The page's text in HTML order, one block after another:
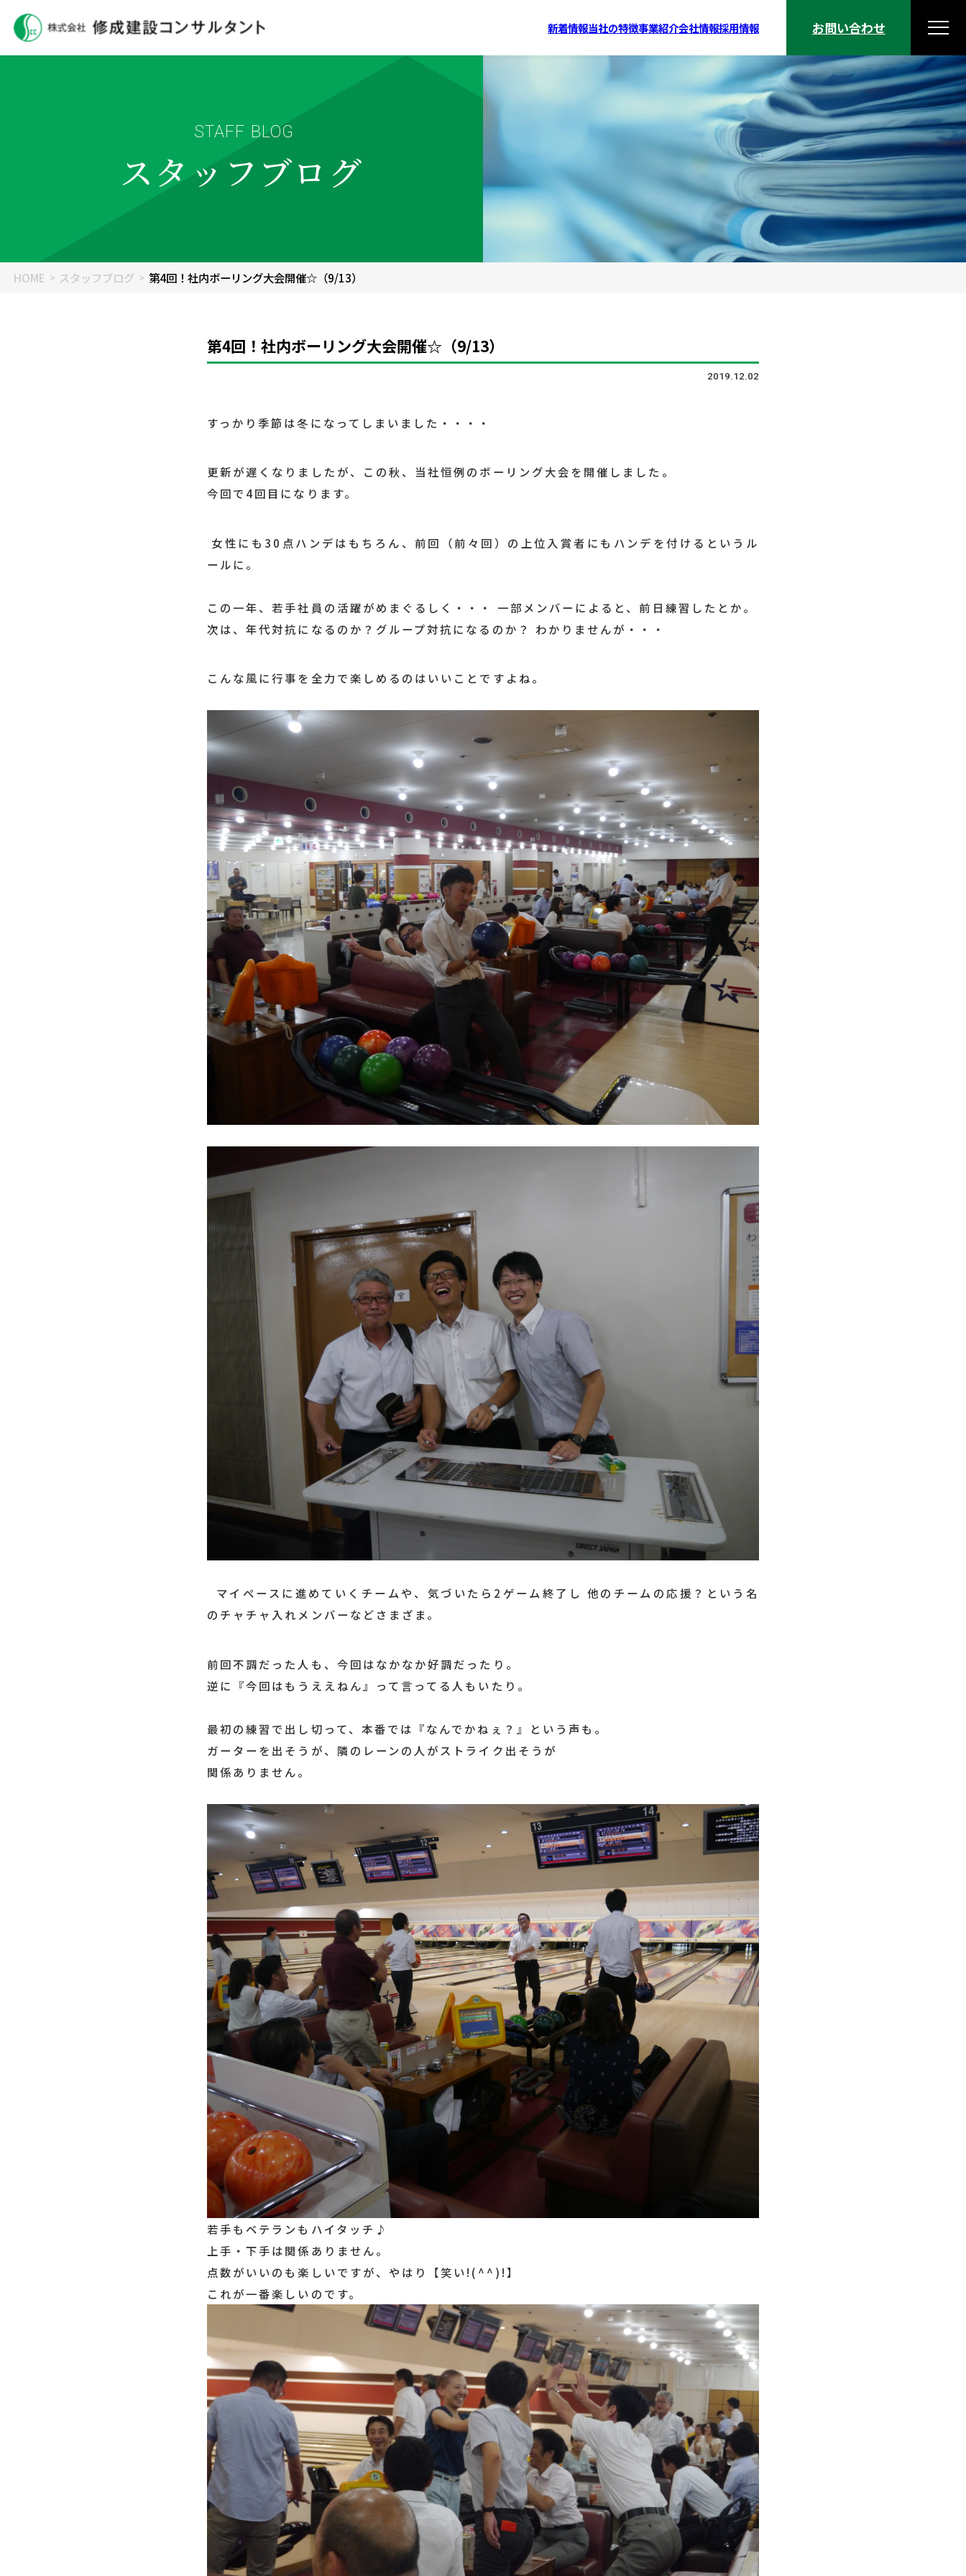
新着情報当社の特徴事業紹介会社情報採用情報 お問い合わせ
STAFF BLOG
スタッフブログ
HOME スタッフブログ 第4回！社内ボーリング大会開催☆（9/13）
第4回！社内ボーリング大会開催☆（9/13）
2019.12.02
すっかり季節は冬になってしまいました・・・・
更新が遅くなりましたが、この秋、当社恒例のボーリング大会を開催しました。
今回で4回目になります。
女性にも30点ハンデはもちろん、前回（前々回）の上位入賞者にもハンデを付けるというル
ールに。
この一年、若手社員の活躍がめまぐるしく・・・ 一部メンバーによると、前日練習したとか。
次は、年代対抗になるのか？グループ対抗になるのか？ わかりませんが・・・
こんな風に行事を全力で楽しめるのはいいことですよね。
マイペースに進めていくチームや、気づいたら2ゲーム終了し 他のチームの応援？という名
のチャチャ入れメンバーなどさまざま。
前回不調だった人も、今回はなかなか好調だったり。
逆に『今回はもうええねん』って言ってる人もいたり。
最初の練習で出し切って、本番では『なんでかねぇ？』という声も。
ガーターを出そうが、隣のレーンの人がストライク出そうが
関係ありません。
若手もベテランもハイタッチ♪
上手・下手は関係ありません。
点数がいいのも楽しいですが、やはり【笑い!(^^)!】
これが一番楽しいのです。